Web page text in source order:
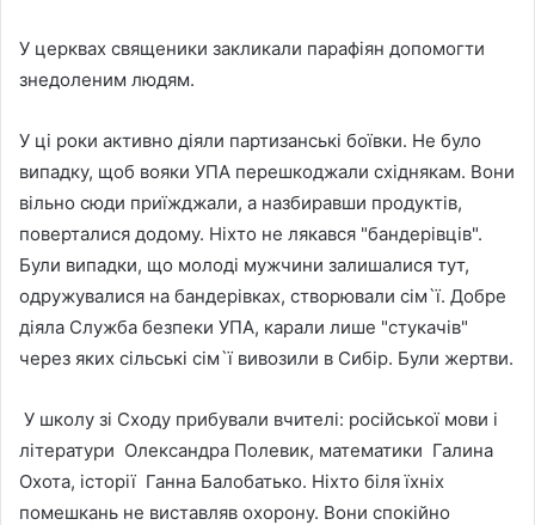
У церквах священики закликали парафіян допомогти
знедоленим людям.
У ці роки активно діяли партизанські боївки. Не було
випадку, щоб вояки УПА перешкоджали східнякам. Вони
вільно сюди приїжджали, а назбиравши продуктів,
поверталися додому. Ніхто не лякався "бандерівців".
Були випадки, що молоді мужчини залишалися тут,
одружувалися на бандерівках, створювали сім`ї. Добре
діяла Служба безпеки УПА, карали лише "стукачів"
через яких сільські сім`ї вивозили в Сибір. Були жертви.
У школу зі Сходу прибували вчителі: російської мови і
літератури Олександра Полевик, математики Галина
Охота, історії Ганна Балобатько. Ніхто біля їхніх
помешкань не виставляв охорону. Вони спокійно